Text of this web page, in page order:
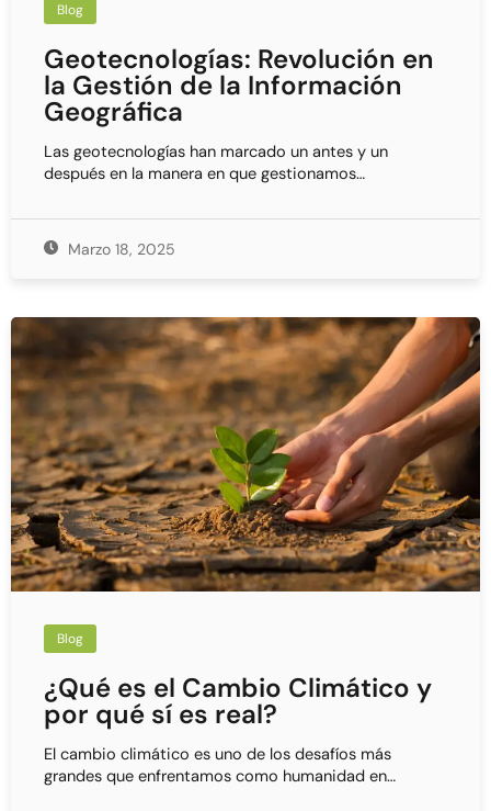
Blog
Geotecnologías: Revolución en
la Gestión de la Información
Geográfica
Las geotecnologías han marcado un antes y un
después en la manera en que gestionamos…
Marzo 18, 2025
Blog
¿Qué es el Cambio Climático y
por qué sí es real?
El cambio climático es uno de los desafíos más
grandes que enfrentamos como humanidad en…